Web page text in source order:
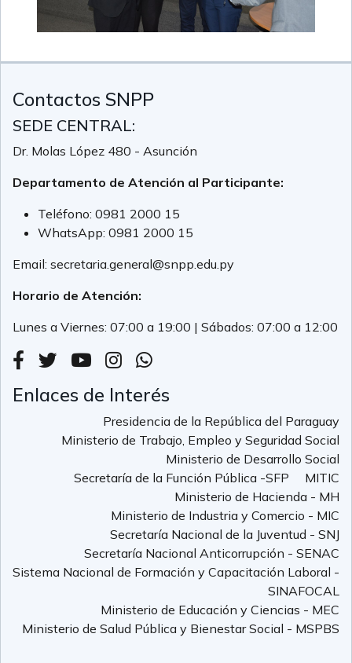
Contactos SNPP
SEDE CENTRAL:
Dr. Molas López 480 - Asunción
Departamento de Atención al Participante:
Teléfono: 0981 2000 15
WhatsApp: 0981 2000 15
Email: secretaria.general@snpp.edu.py
Horario de Atención:
Lunes a Viernes: 07:00 a 19:00 | Sábados: 07:00 a 12:00
Enlaces de Interés
Presidencia de la República del Paraguay
Ministerio de Trabajo, Empleo y Seguridad Social
Ministerio de Desarrollo Social
Secretaría de la Función Pública -SFP
MITIC
Ministerio de Hacienda - MH
Ministerio de Industria y Comercio - MIC
Secretaría Nacional de la Juventud - SNJ
Secretaría Nacional Anticorrupción - SENAC
Sistema Nacional de Formación y Capacitación Laboral -
SINAFOCAL
Ministerio de Educación y Ciencias - MEC
Ministerio de Salud Pública y Bienestar Social - MSPBS